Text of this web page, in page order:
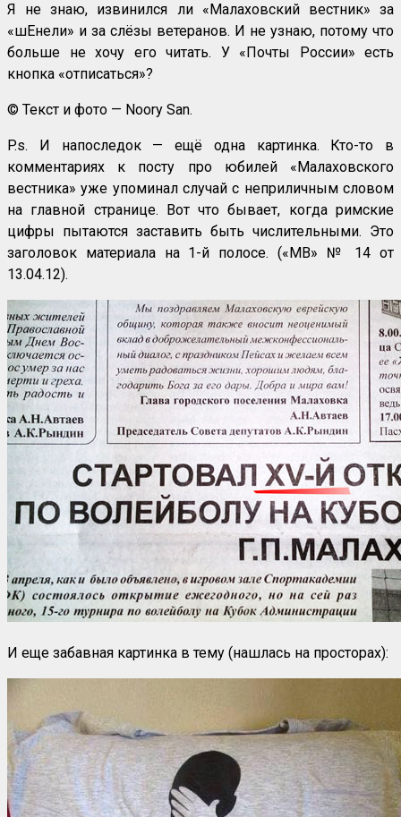
Я не знаю, извинился ли «Малаховский вестник» за
«шЕнели» и за слёзы ветеранов. И не узнаю, потому что
больше не хочу его читать. У «Почты России» есть
кнопка «отписаться»?
© Текст и фото — Noory San.
P.s. И напоследок — ещё одна картинка. Кто-то в
комментариях к посту про юбилей «Малаховского
вестника» уже упоминал случай с неприличным словом
на главной странице. Вот что бывает, когда римские
цифры пытаются заставить быть числительными. Это
заголовок материала на 1-й полосе. («МВ» № 14 от
13.04.12).
И еще забавная картинка в тему (нашлась на просторах):